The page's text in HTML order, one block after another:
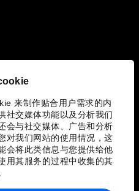
来制作贴合用户需求的内
社交媒体功能以及分析我们
会与社交媒体、广告和分析
对我们网站的使用情况，这
会将此类信息与您提供给他
用其服务的过程中收集的其